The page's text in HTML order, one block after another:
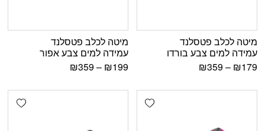
מיטה לכלב פטסלנד
עמידה למים צבע בורדו
₪179
–
₪359
מיטה לכלב פטסלנד
עמידה למים צבע אפור
₪199
–
₪359
Add wishlist